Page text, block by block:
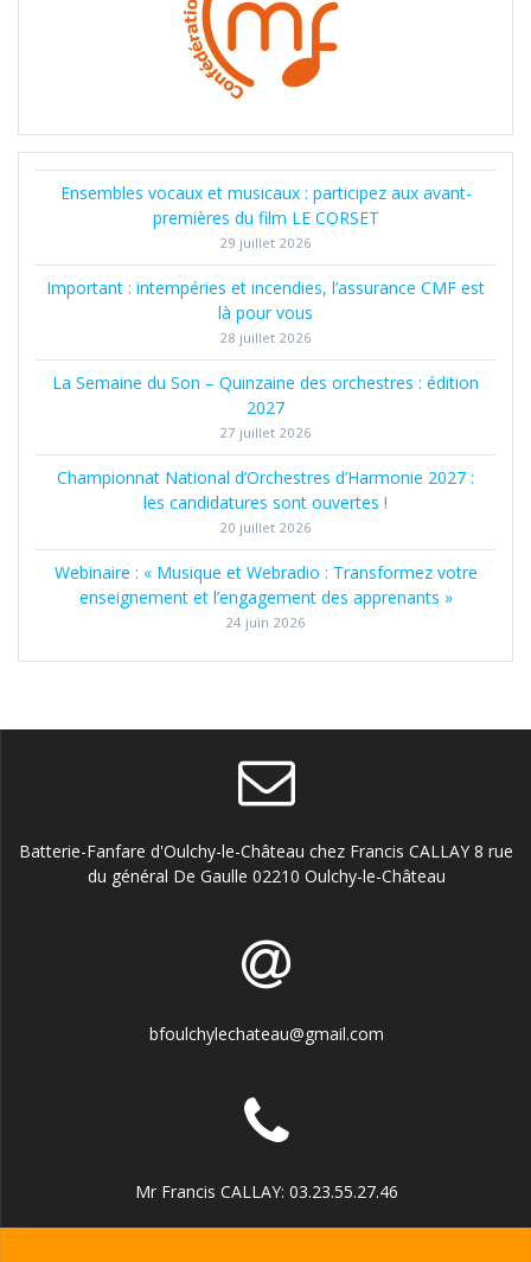
Ensembles vocaux et musicaux : participez aux avant-
premières du film LE CORSET
29 juillet 2026
Important : intempéries et incendies, l’assurance CMF est
là pour vous
28 juillet 2026
La Semaine du Son – Quinzaine des orchestres : édition
2027
27 juillet 2026
Championnat National d’Orchestres d’Harmonie 2027 :
les candidatures sont ouvertes !
20 juillet 2026
Webinaire : « Musique et Webradio : Transformez votre
enseignement et l’engagement des apprenants »
24 juin 2026
Batterie-Fanfare d'Oulchy-le-Château chez Francis CALLAY 8 rue
du général De Gaulle 02210 Oulchy-le-Château
bfoulchylechateau@gmail.com
Mr Francis CALLAY: 03.23.55.27.46